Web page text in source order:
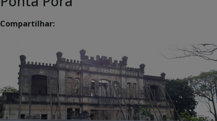
Compartilhar: